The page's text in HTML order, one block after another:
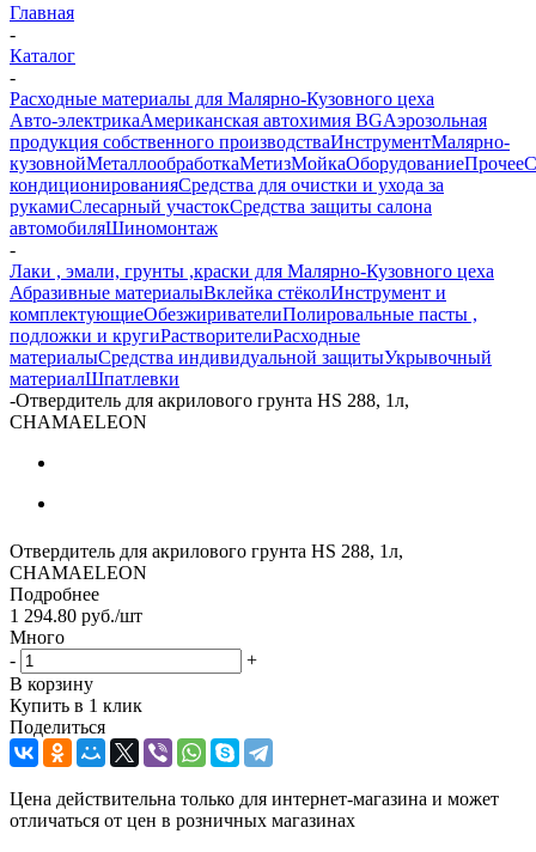
Главная
-
Каталог
-
Расходные материалы для Малярно-Кузовного цеха
Авто-электрикаАмериканская автохимия BGАэрозольная
продукция собственного производстваИнструментМалярно-
кузовнойМеталлообработкаМетизМойкаОборудованиеПрочее
кондиционированияСредства для очистки и ухода за
рукамиСлесарный участокСредства защиты салона
автомобиляШиномонтаж
-
Лаки , эмали, грунты ,краски для Малярно-Кузовного цеха
Абразивные материалыВклейка стёколИнструмент и
комплектующиеОбезжиривателиПолировальные пасты ,
подложки и кругиРастворителиРасходные
материалыСредства индивидуальной защитыУкрывочный
материалШпатлевки
-Отвердитель для акрилового грунта HS 288, 1л,
CHAMAELEON
Отвердитель для акрилового грунта HS 288, 1л,
CHAMAELEON
Подробнее
1 294.80 руб./шт
Много
-
+
В корзину
Купить в 1 клик
Поделиться
Цена действительна только для интернет-магазина и может
отличаться от цен в розничных магазинах